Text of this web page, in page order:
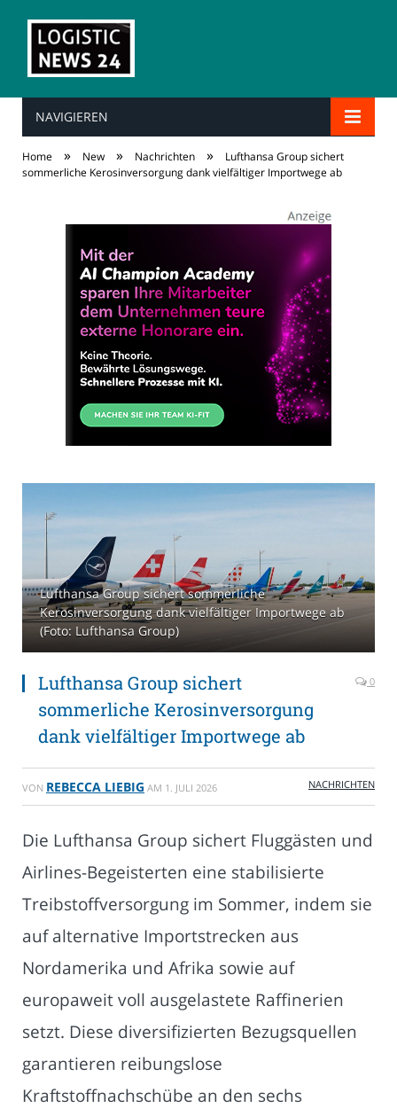
NAVIGIEREN
Home » New » Nachrichten »
Lufthansa Group sichert
sommerliche Kerosinversorgung dank vielfältiger Importwege ab
Lufthansa Group sichert sommerliche
Kerosinversorgung dank vielfältiger Importwege ab
(Foto: Lufthansa Group)
Lufthansa Group sichert
sommerliche Kerosinversorgung
dank vielfältiger Importwege ab
0
VON REBECCA LIEBIG AM 1. JULI 2026 NACHRICHTEN
Die Lufthansa Group sichert Fluggästen und
Airlines-Begeisterten eine stabilisierte
Treibstoffversorgung im Sommer, indem sie
auf alternative Importstrecken aus
Nordamerika und Afrika sowie auf
europaweit voll ausgelastete Raffinerien
setzt. Diese diversifizierten Bezugsquellen
garantieren reibungslose
Kraftstoffnachschübe an den sechs